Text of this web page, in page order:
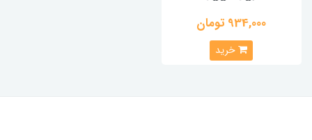
934,000 تومان
خرید